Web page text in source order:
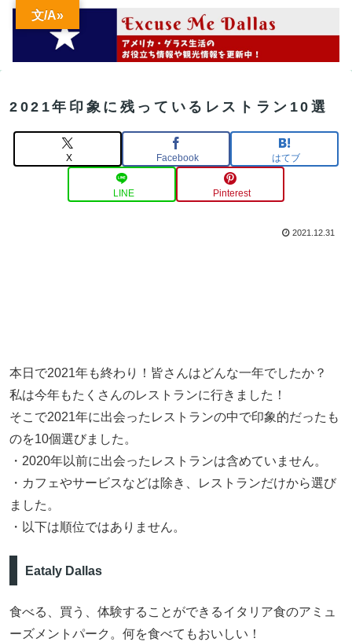
2021年印象に残っているレストラン10選
X Facebook はてブ
LINE Pinterest
2021.12.31
本日で2021年も終わり！皆さんはどんな一年でしたか？
私は今年もたくさんのレストランに行きました！
そこで2021年に出会ったレストランの中で印象的だったも
のを10個選びました。
・2020年以前に出会ったレストランは含めていません。
・カフェやサービスなどは除き、レストランだけから選び
ました。
・以下は順位ではありません。
Eataly Dallas
食べる、買う、体験することができるイタリア食のアミュ
ーズメントパーク。何を食べてもおいしい！
文/A»